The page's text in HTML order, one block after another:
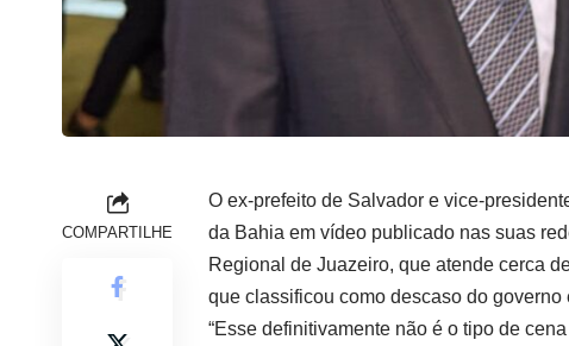
COMPARTILHE
O ex-prefeito de Salvador e vice-
da Bahia em vídeo publicado nas suas
Regional de Juazeiro, que atende cerca
que classificou como descaso do governo
“Esse definitivamente não é o tipo de